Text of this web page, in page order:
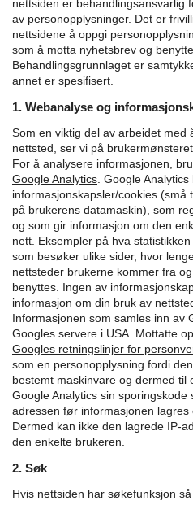
nettsiden er behandlingsansvarlig
av personopplysninger. Det er
nettsidene å oppgi
som å motta nyhetsbrev og
Behandlingsgrunnlaget er
annet er spesifisert.
1. Webanalyse og
Som en viktig del av arbeidet med
nettsted, ser vi på
For å analysere informasjonen,
Google Analytics Google Analytics
informasjonskapsler/cookies (små
på brukerens datamaskin), som
og som gir informasjon om den
nett. Eksempler på hva
som besøker ulike sider, hvor
nettsteder brukerne kommer fra
benyttes. Ingen av
informasjon om din bruk av
Informasjonen som samles inn av
Googles servere i USA. Mottatte
Googles retningslinjer for
som en personopplysning fordi
bestemt maskinvare og dermed til
Google Analytics sin sporingskode
adressen før informasjonen lagres
Dermed kan ikke den lagrede IP-
den enkelte brukeren.
2. Søk
Hvis nettsiden har søkefunksjon